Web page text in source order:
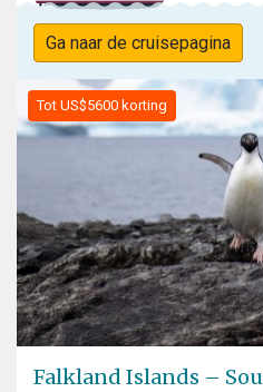
Ga naar de cruisepagina
Tot US$5600 korting
Falkland Islands –